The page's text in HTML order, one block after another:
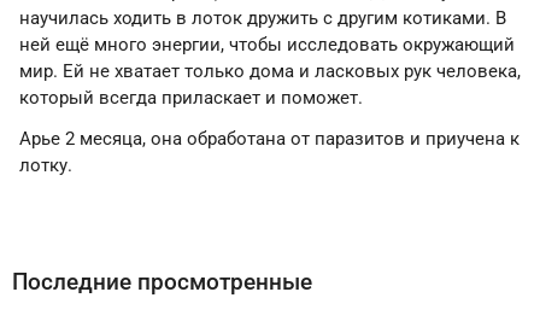
научилась ходить в лоток дружить с другим котиками. В
ней ещё много энергии, чтобы исследовать окружающий
мир. Ей не хватает только дома и ласковых рук человека,
который всегда приласкает и поможет.
Арье 2 месяца, она обработана от паразитов и приучена к
лотку.
Последние просмотренные